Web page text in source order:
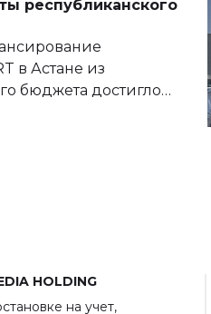
республиканского
в Астане из
бюджета достигло
HOLDING
на учет,